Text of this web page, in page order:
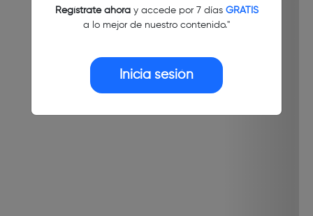
Regístrate ahoray accede por 7 días GRATIS
a lo mejor de nuestro contenido."
Inicia sesión